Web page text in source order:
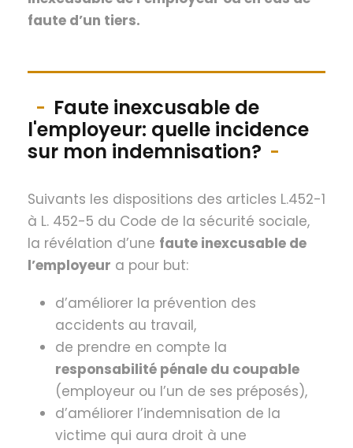
faute d’un tiers.
Faute inexcusable de
l'employeur: quelle incidence
sur mon indemnisation?
Suivants les dispositions des articles L.452-1
à L. 452-5 du Code de la sécurité sociale,
la révélation d’une faute inexcusable de
l’employeur a pour but:
d’améliorer la prévention des
accidents au travail,
de prendre en compte la
responsabilité pénale du coupable
(employeur ou l’un de ses préposés),
d’améliorer l’indemnisation de la
victime qui aura droit à une